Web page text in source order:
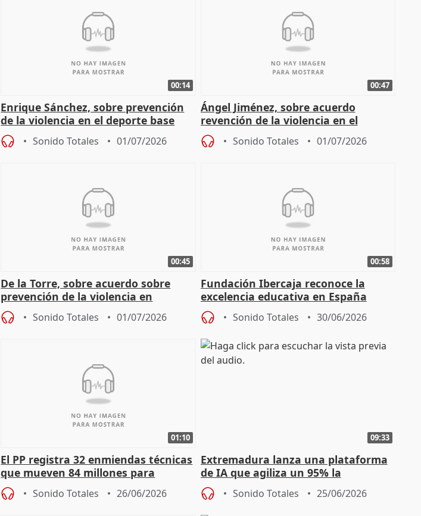
00:14
Enrique Sánchez, sobre prevención
de la violencia en el deporte base
municipal
Sonido Totales 01/07/2026
00:47
Ángel Jiménez, sobre acuerdo
revención de la violencia en el
deporte base municipal
Sonido Totales 01/07/2026
00:45
De la Torre, sobre acuerdo sobre
prevención de la violencia en
deporte base
Sonido Totales 01/07/2026
00:58
Fundación Ibercaja reconoce la
excelencia educativa en España
Sonido Totales 30/06/2026
01:10
El PP registra 32 enmiendas técnicas
que mueven 84 millones para
mejorar la ejecución de los PGEx
Sonido Totales 26/06/2026
09:33
Extremadura lanza una plataforma
de IA que agiliza un 95% la
tramitación de expedientes
Sonido Totales 25/06/2026